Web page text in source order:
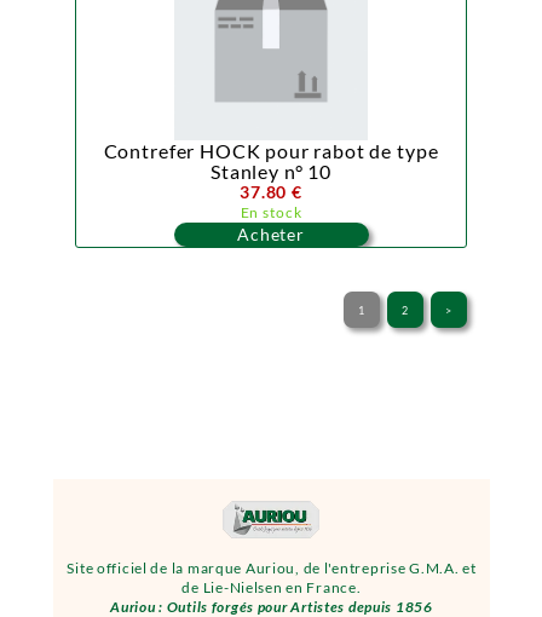
Site officiel de la marque Auriou, de l'entreprise G.M.A. et
de Lie-Nielsen en France.
Auriou : Outils forgés pour Artistes depuis 1856
Contrefer HOCK pour rabot de type
Stanley n° 10
37.80 €
En stock
Acheter
1 2 >